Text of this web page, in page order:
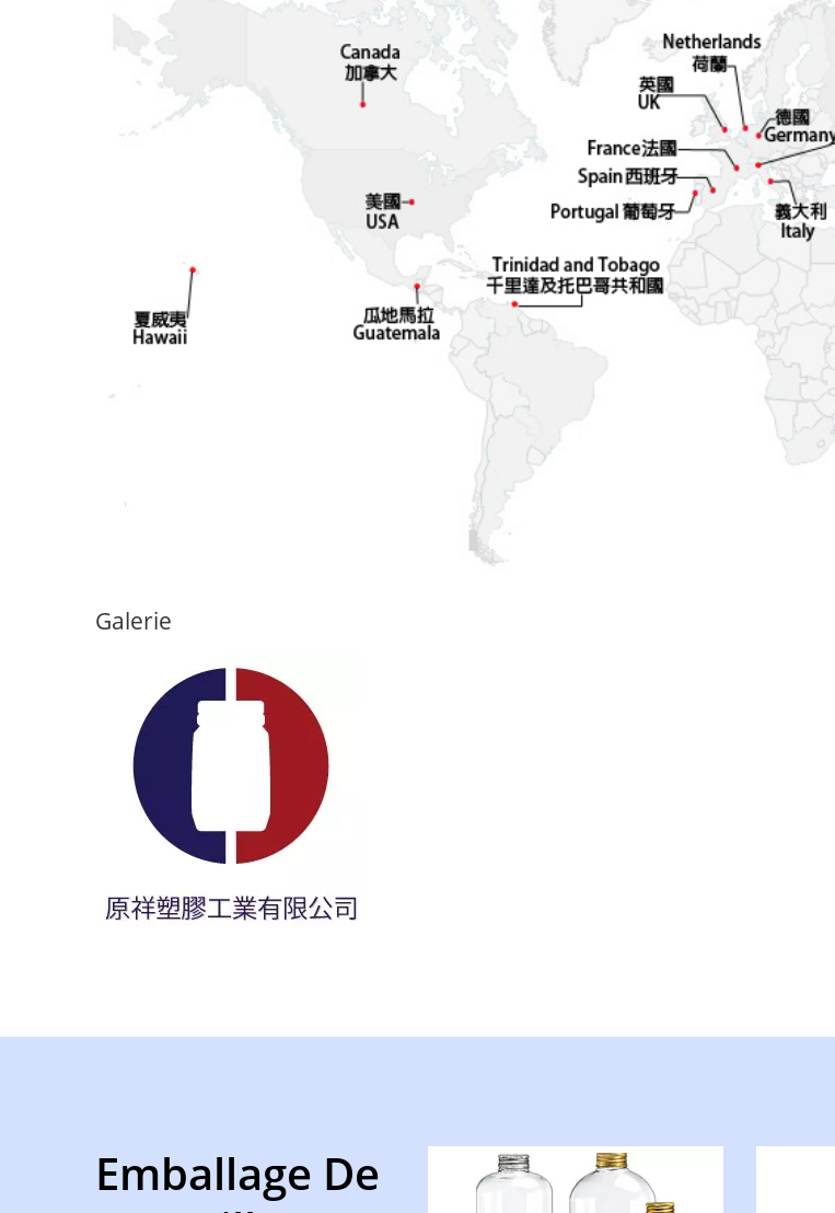
Galerie
Emballage De